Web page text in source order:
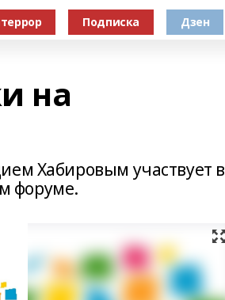
Подписка Дзен
на
Хабировым участвует в
форуме.